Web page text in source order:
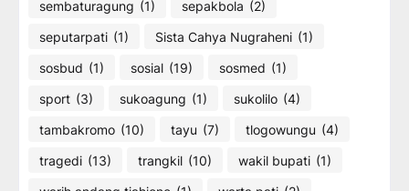
sembaturagung (1) sepakbola (2)
seputarpati (1) Sista Cahya Nugraheni (1)
sosbud (1) sosial (19) sosmed (1)
sport (3) sukoagung (1) sukolilo (4)
tambakromo (10) tayu (7) tlogowungu (4)
tragedi (13) trangkil (10) wakil bupati (1)